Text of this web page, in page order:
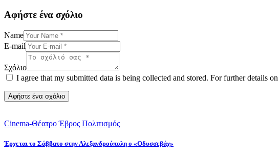
Αφήστε ένα σχόλιο
Name
E-mail
Σχόλιο
I agree that my submitted data is being collected and stored. For further details
Cinema-Θέατρο Έβρος Πολιτισμός
Έρχεται το Σάββατο στην Αλεξανδρούπολη ο «Οδυσσεβάχ»